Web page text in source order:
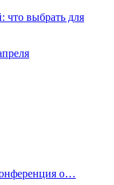
выбрать для
о…